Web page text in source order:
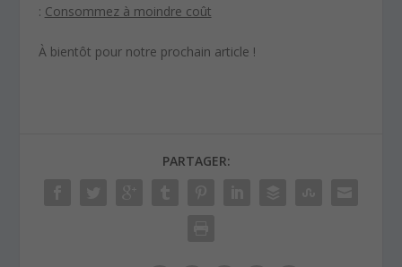
: Consommez à moindre coût
À bientôt pour notre prochain article !
PARTAGER: